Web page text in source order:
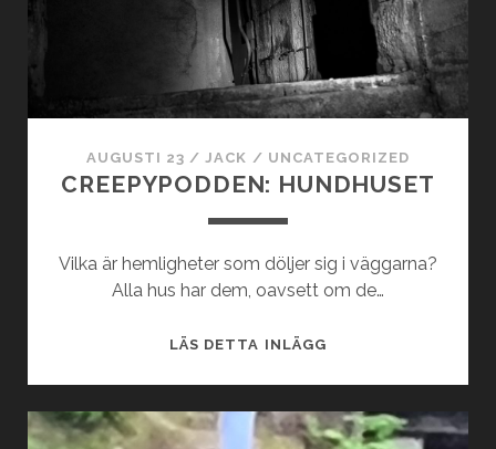
AUGUSTI 23 /JACK / UNCATEGORIZED
CREEPYPODDEN: HUNDHUSET
Vilka är hemligheter som döljer sig i väggarna?
Alla hus har dem, oavsett om de…
LÄS DETTA INLÄGGCREEPYPODDEN: